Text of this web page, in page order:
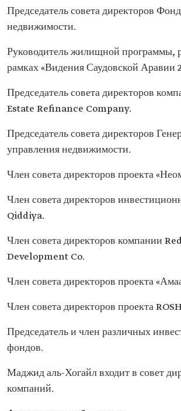
Председатель совета директоров
недвижимости.
Руководитель жилищной программы,
рамках «Видения Саудовской Аравии
Председатель совета директоров
Estate Refinance Company.
Председатель совета директоров
управления недвижимости.
Член совета директоров проекта
Член совета директоров
Qiddiya.
Член совета директоров компании
Development Co.
Член совета директоров проекта
Член совета директоров проекта
Председатель и член различных
фондов.
Маджид аль-Хогайл входит в совет
компаний.